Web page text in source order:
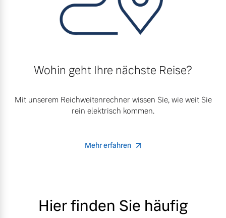
Wohin geht Ihre nächste Reise?
Mit unserem Reichweitenrechner wissen Sie, wie weit Sie
rein elektrisch kommen.
Mehr erfahren
Hier finden Sie häufig